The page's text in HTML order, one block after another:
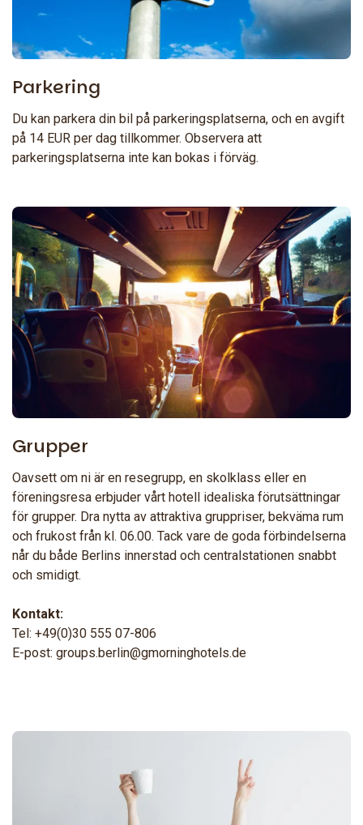
Parkering
Du kan parkera din bil på parkeringsplatserna, och en avgift
på 14 EUR per dag tillkommer. Observera att
parkeringsplatserna inte kan bokas i förväg.
Grupper
Oavsett om ni är en resegrupp, en skolklass eller en
föreningsresa erbjuder vårt hotell idealiska förutsättningar
för grupper. Dra nytta av attraktiva gruppriser, bekväma rum
och frukost från kl. 06.00. Tack vare de goda förbindelserna
når du både Berlins innerstad och centralstationen snabbt
och smidigt.
Kontakt:
Tel: +49(0)30 555 07-806
E-post: groups.berlin@gmorninghotels.de